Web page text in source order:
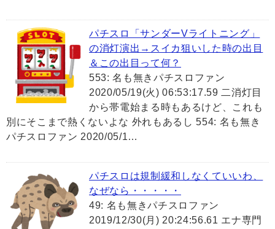
パチスロ「サンダーVライトニング」
の消灯演出→スイカ狙いした時の出目
＆この出目って何？
553: 名も無きパチスロファン
2020/05/19(火) 06:53:17.59 二消灯目
から帯電始まる時もあるけど、これも
別にそこまで熱くないよな 外れもあるし 554: 名も無き
パチスロファン 2020/05/1…
パチスロは規制緩和しなくていいわ、
なぜなら・・・・・
49: 名も無きパチスロファン
2019/12/30(月) 20:24:56.61 エナ専門